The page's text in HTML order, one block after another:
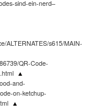
sind-ein-nerd–
ALTERNATES/s615/MAIN-
QR-Code-
▲
and-
on-ketchup-
▲